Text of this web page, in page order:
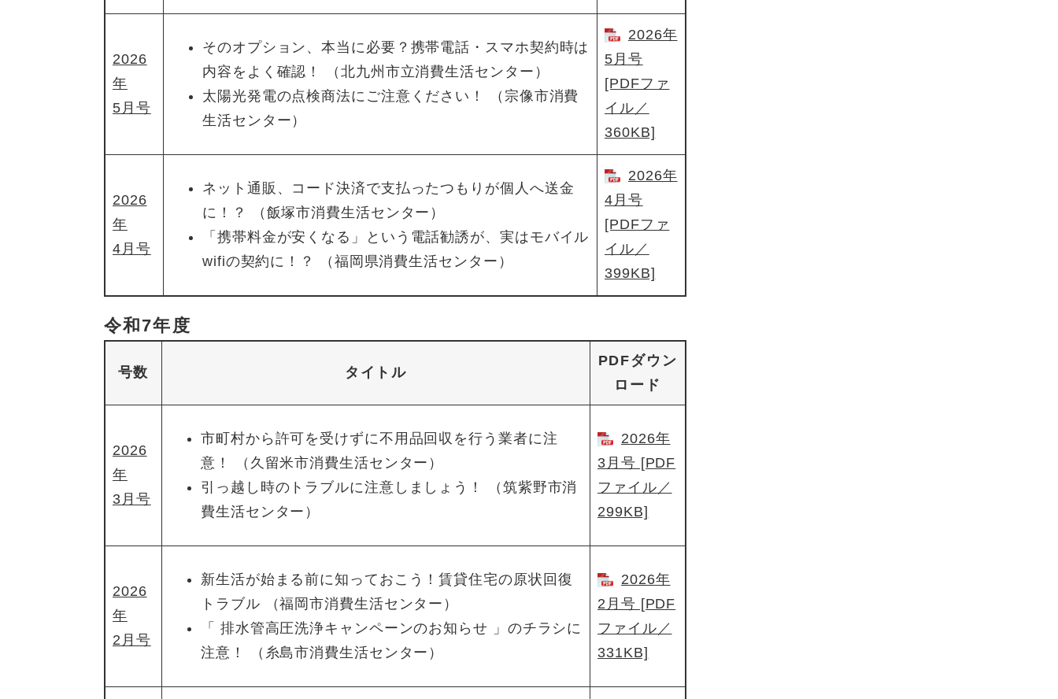
2026
年
5月号
そのオプション、本当に必要？携帯電話・スマホ契約時は
内容をよく確認！ （北九州市立消費生活センター）
太陽光発電の点検商法にご注意ください！ （宗像市消費
生活センター）
2026年
5月号
[PDFファ
イル／
360KB]
2026
年
4月号
ネット通販、コード決済で支払ったつもりが個人へ送金
に！？ （飯塚市消費生活センター）
「携帯料金が安くなる」という電話勧誘が、実はモバイル
wifiの契約に！？ （福岡県消費生活センター）
2026年
4月号
[PDFファ
イル／
399KB]
令和7年度
号数 タイトル
PDFダウン
ロード
2026
年
3月号
市町村から許可を受けずに不用品回収を行う業者に注
意！ （久留米市消費生活センター）
引っ越し時のトラブルに注意しましょう！ （筑紫野市消
費生活センター）
2026年
3月号 [PDF
ファイル／
299KB]
2026
年
2月号
新生活が始まる前に知っておこう！賃貸住宅の原状回復
トラブル （福岡市消費生活センター）
「 排水管高圧洗浄キャンペーンのお知らせ 」のチラシに
注意！ （糸島市消費生活センター）
2026年
2月号 [PDF
ファイル／
331KB]